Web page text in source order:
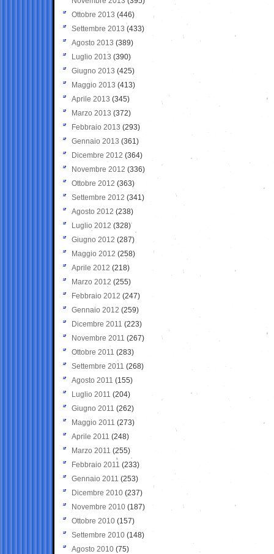
Ottobre 2013 (446)
Settembre 2013 (433)
Agosto 2013 (389)
Luglio 2013 (390)
Giugno 2013 (425)
Maggio 2013 (413)
Aprile 2013 (345)
Marzo 2013 (372)
Febbraio 2013 (293)
Gennaio 2013 (361)
Dicembre 2012 (364)
Novembre 2012 (336)
Ottobre 2012 (363)
Settembre 2012 (341)
Agosto 2012 (238)
Luglio 2012 (328)
Giugno 2012 (287)
Maggio 2012 (258)
Aprile 2012 (218)
Marzo 2012 (255)
Febbraio 2012 (247)
Gennaio 2012 (259)
Dicembre 2011 (223)
Novembre 2011 (267)
Ottobre 2011 (283)
Settembre 2011 (268)
Agosto 2011 (155)
Luglio 2011 (204)
Giugno 2011 (262)
Maggio 2011 (273)
Aprile 2011 (248)
Marzo 2011 (255)
Febbraio 2011 (233)
Gennaio 2011 (253)
Dicembre 2010 (237)
Novembre 2010 (187)
Ottobre 2010 (157)
Settembre 2010 (148)
Agosto 2010 (75)